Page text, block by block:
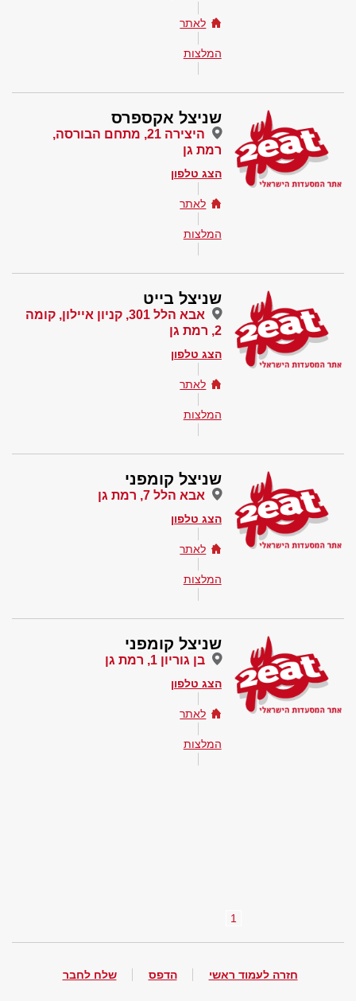
לאתר
המלצות
שניצל אקספרס
היצירה 21, מתחם הבורסה,
רמת גן
הצג טלפון
לאתר
המלצות
שניצל בייט
אבא הלל 301, קניון איילון, קומה
2, רמת גן
הצג טלפון
לאתר
המלצות
שניצל קומפני
אבא הלל 7, רמת גן
הצג טלפון
לאתר
המלצות
שניצל קומפני
בן גוריון 1, רמת גן
הצג טלפון
לאתר
המלצות
1
חזרה לעמוד ראשי הדפס שלח לחבר